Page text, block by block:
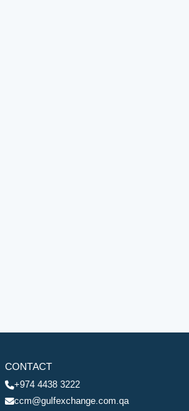
CONTACT
+974 4438 3222
ccm@gulfexchange.com.qa